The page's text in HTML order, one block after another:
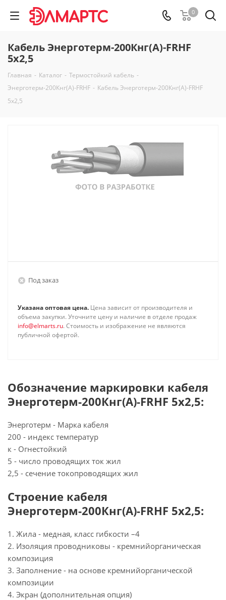
0
Кабель Энерготерм-200Кнг(А)-FRHF
5х2,5
Главная - Каталог - Термостойкий кабель -
Энерготерм-200Кнг(А)-FRHF - Кабель Энерготерм-200Кнг(А)-FRHF
5х2,5
Под заказ
Указана оптовая цена. Цена зависит от производителя и
объема закупки. Уточните цену и наличие в отделе продаж
info@elmarts.ru. Стоимость и изображение не являются
публичной офертой.
Обозначение маркировки кабеля
Энерготерм-200Кнг(А)-FRHF 5х2,5:
Энерготерм - Марка кабеля
200 - индекс температур
к - Огнестойкий
5 - число проводящих ток жил
2,5 - сечение токопроводящих жил
Строение кабеля
Энерготерм-200Кнг(А)-FRHF 5х2,5:
1. Жила - медная, класс гибкости –4
2. Изоляция проводниковы - кремнийорганическая
композиция
3. Заполнение - на основе кремнийорганической
композиции
4. Экран (дополнительная опция)